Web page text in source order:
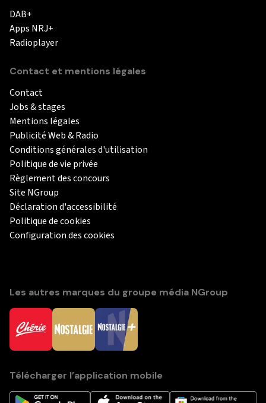
DAB+
Apps NRJ+
Radioplayer
Contact et mentions légales
Contact
Jobs & stages
Mentions légales
Publicité Web & Radio
Conditions générales d'utilisation
Politique de vie privée
Règlement des concours
Site NGroup
Déclaration d'accessibilité
Politique de cookies
Configuration des cookies
Les autres marques du groupe média NGroup
Télécharger l’application mobile